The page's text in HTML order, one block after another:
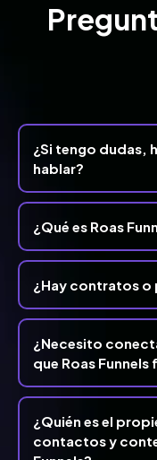
¿Si tengo dudas,
hablar?
¿Qué es Roas
todo en un
¿Hay contratos o
¿Necesito
que Roas Funnels
¿Quién es el
contactos y